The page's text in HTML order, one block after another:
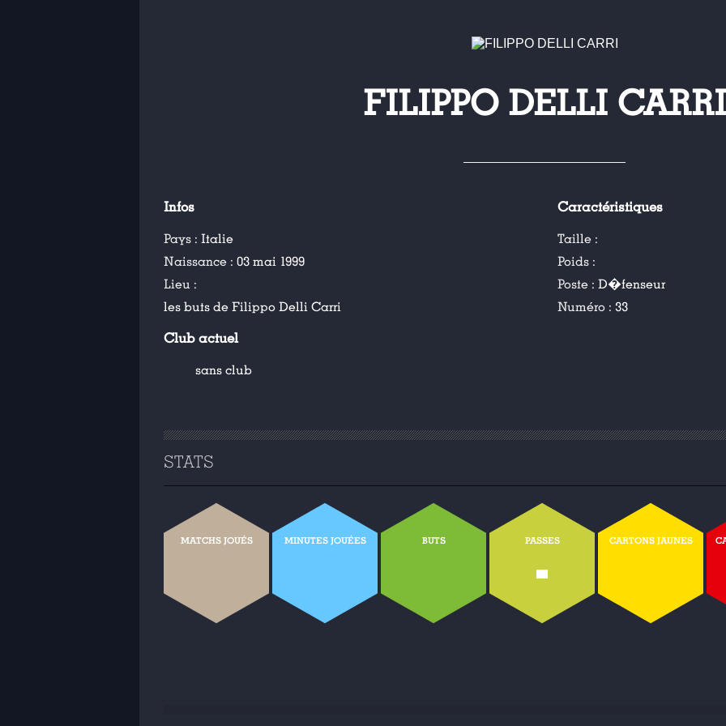
FILIPPO DELLI CARRI
Infos
Pays : Italie
Naissance : 03 mai 1999
Lieu :
les buts de Filippo Delli Carri
Caractéristiques
Taille :
Poids :
Poste :D�fenseur
Numéro :33
Club actuel
sans club
STATS
MATCHS JOUÉS MINUTES JOUÉES BUTS PASSES
-
CARTONS JAUNES